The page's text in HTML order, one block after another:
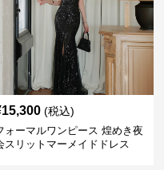
15,300 (税込)
ォーマルワンピース 煌めき夜
スリットマーメイドドレス